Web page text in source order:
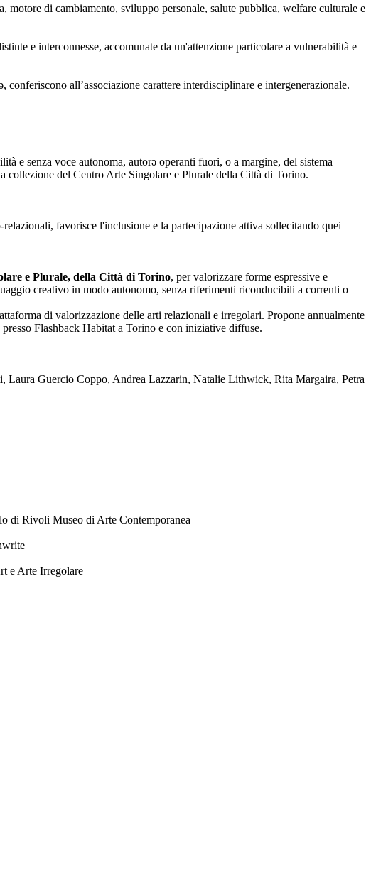
di cambiamento, sviluppo personale, salute pubblica, welfare culturale e
e interconnesse, accomunate da un'attenzione particolare a vulnerabilità e
all’associazione carattere interdisciplinare e intergenerazionale.
e senza voce autonoma, autorə operanti fuori, o a margine, del sistema
collezione del Centro Arte Singolare e Plurale della Città di Torino.
favorisce l'inclusione e la partecipazione attiva sollecitando quei
e Plurale, della Città di Torino, per valorizzare forme espressive e
creativo in modo autonomo, senza riferimenti riconducibili a correnti o
di valorizzazione delle arti relazionali e irregolari. Propone annualmente
Flashback Habitat a Torino e con iniziative diffuse.
Guercio Coppo, Andrea Lazzarin, Natalie Lithwick, Rita Margaira, Petra
di Rivoli Museo di Arte Contemporanea
e Arte Irregolare